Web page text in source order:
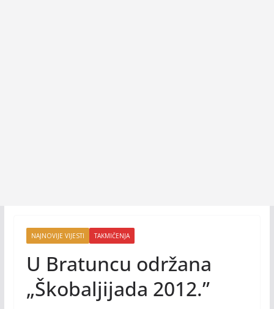
NAJNOVIJE VIJESTI TAKMIČENJA
U Bratuncu održana
„Škobaljijada 2012.”